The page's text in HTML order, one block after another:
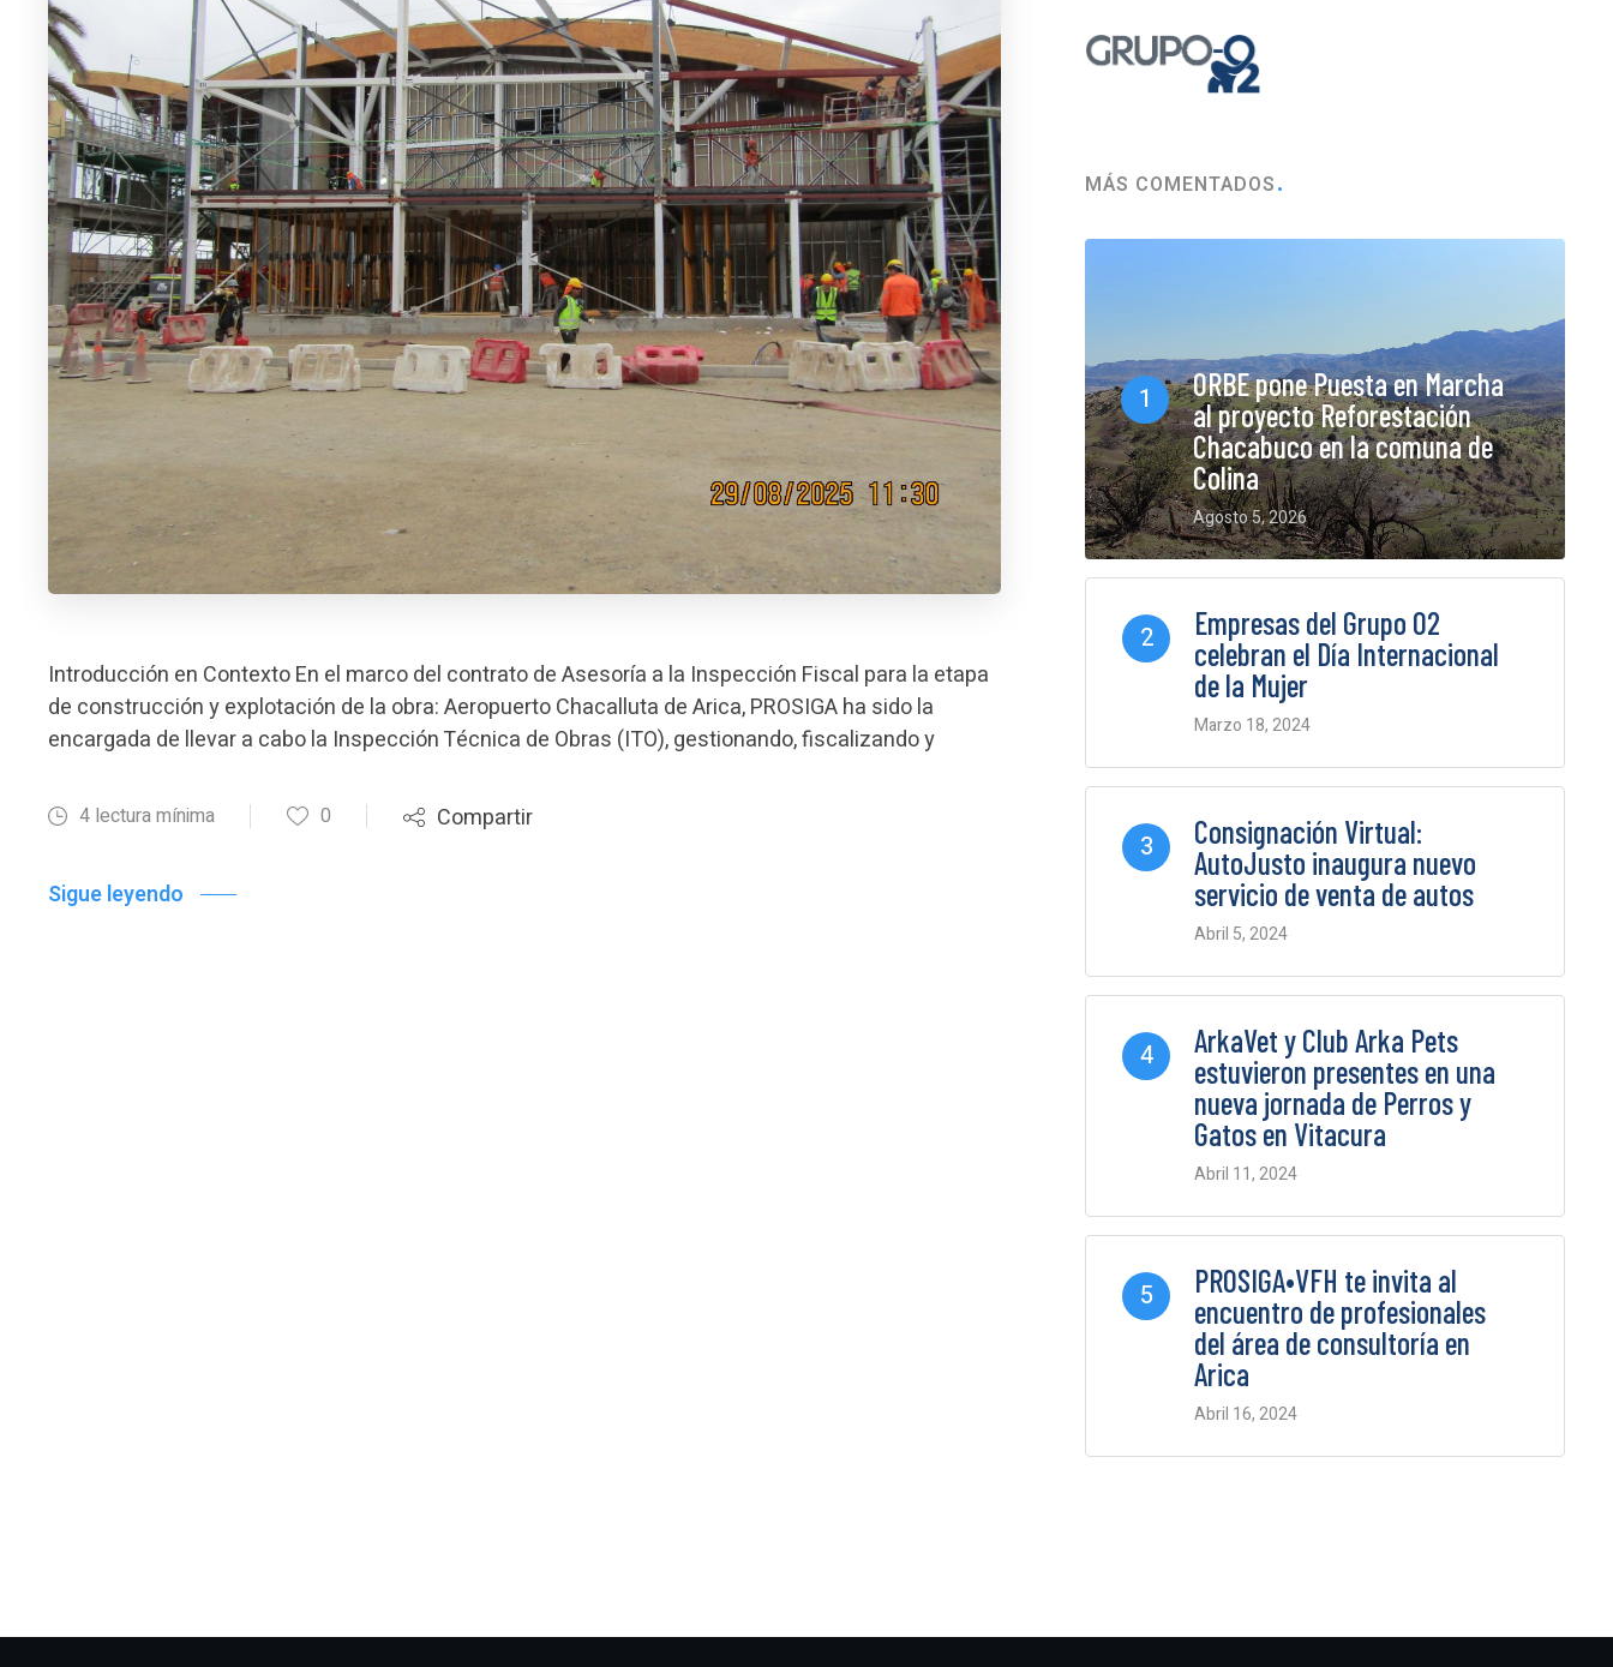
Introducción en Contexto En el marco del contrato de Asesoría a la Inspección Fiscal para la etapa
de construcción y explotación de la obra: Aeropuerto Chacalluta de Arica, PROSIGA ha sido la
encargada de llevar a cabo la Inspección Técnica de Obras (ITO), gestionando, fiscalizando y
4 lectura mínima 0 Compartir
Sigue leyendo
MÁS COMENTADOS
1
ORBE pone Puesta en Marcha
al proyecto Reforestación
Chacabuco en la comuna de
Colina
Agosto 5, 2026
0 Comments
2
Empresas del Grupo O2
celebran el Día Internacional
de la Mujer
Marzo 18, 2024
3
Consignación Virtual:
AutoJusto inaugura nuevo
servicio de venta de autos
Abril 5, 2024
4
ArkaVet y Club Arka Pets
estuvieron presentes en una
nueva jornada de Perros y
Gatos en Vitacura
Abril 11, 2024
5
PROSIGA•VFH te invita al
encuentro de profesionales
del área de consultoría en
Arica
Abril 16, 2024